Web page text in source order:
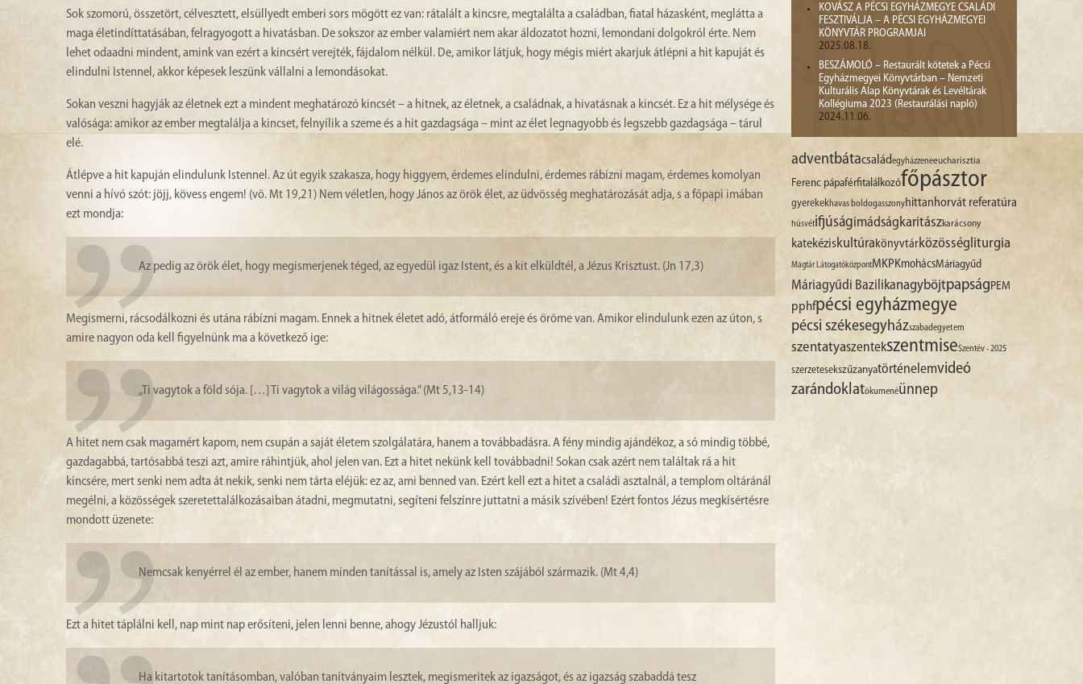
Sok szomorú, összetört, célvesztett, elsüllyedt emberi sors mögött ez van: rátalált a kincsre, megtalálta a családban, fiatal házasként, meglátta a
maga életindíttatásában, felragyogott a hivatásban. De sokszor az ember valamiért nem akar áldozatot hozni, lemondani dolgokról érte. Nem
lehet odaadni mindent, amink van ezért a kincsért verejték, fájdalom nélkül. De, amikor látjuk, hogy mégis miért akarjuk átlépni a hit kapuját és
elindulni Istennel, akkor képesek leszünk vállalni a lemondásokat.
Sokan veszni hagyják az életnek ezt a mindent meghatározó kincsét – a hitnek, az életnek, a családnak, a hivatásnak a kincsét. Ez a hit mélysége és
valósága: amikor az ember megtalálja a kincset, felnyílik a szeme és a hit gazdagsága – mint az élet legnagyobb és legszebb gazdagsága – tárul
elé.
Átlépve a hit kapuján elindulunk Istennel. Az út egyik szakasza, hogy higgyem, érdemes elindulni, érdemes rábízni magam, érdemes komolyan
venni a hívó szót: jöjj, kövess engem! (vö. Mt 19,21) Nem véletlen, hogy János az örök élet, az üdvösség meghatározását adja, s a főpapi imában
ezt mondja:
Az pedig az örök élet, hogy megismerjenek téged, az egyedül igaz Istent, és a kit elküldtél, a Jézus Krisztust. (Jn 17,3)
Megismerni, rácsodálkozni és utána rábízni magam. Ennek a hitnek életet adó, átformáló ereje és öröme van. Amikor elindulunk ezen az úton, s
amire nagyon oda kell figyelnünk ma a következő ige:
„Ti vagytok a föld sója. […] Ti vagytok a világ világossága.” (Mt 5,13-14)
A hitet nem csak magamért kapom, nem csupán a saját életem szolgálatára, hanem a továbbadásra. A fény mindig ajándékoz, a só mindig többé,
gazdagabbá, tartósabbá teszi azt, amire ráhintjük, ahol jelen van. Ezt a hitet nekünk kell továbbadni! Sokan csak azért nem találtak rá a hit
kincsére, mert senki nem adta át nekik, senki nem tárta eléjük: ez az, ami benned van. Ezért kell ezt a hitet a családi asztalnál, a templom oltáránál
megélni, a közösségek szeretettalálkozásaiban átadni, megmutatni, segíteni felszínre juttatni a másik szívében! Ezért fontos Jézus megkísértésre
mondott üzenete:
Nemcsak kenyérrel él az ember, hanem minden tanítással is, amely az Isten szájából származik. (Mt 4,4)
Ezt a hitet táplálni kell, nap mint nap erősíteni, jelen lenni benne, ahogy Jézustól halljuk:
Ha kitartotok tanításomban, valóban tanítványaim lesztek, megismeritek az igazságot, és az igazság szabaddá tesz
KOVÁSZ A PÉCSI EGYHÁZMEGYE CSALÁDI
FESZTIVÁLJA – A PÉCSI EGYHÁZMEGYEI
KÖNYVTÁR PROGRAMJAI
2025.08.18.
BESZÁMOLÓ – Restaurált kötetek a Pécsi
Egyházmegyei Könyvtárban – Nemzeti
Kulturális Alap Könyvtárak és Levéltárak
Kollégiuma 2023 (Restaurálási napló)
2024.11.06.
adventbátacsaládegyházzeneeucharisztia
Ferenc pápaférfitalálkozófőpásztor
gyerekekhavas boldogasszonyhittanhorvát referatúra
húsvétifjúságimádságkaritászkarácsony
katekéziskultúra könyvtárközösségliturgia
Magtár LátogatóközpontMKPKmohácsMáriagyűd
Máriagyűdi Bazilikanagyböjtpapság PEM
pphfpécsi egyházmegye
pécsi székesegyházszabadegyetem
szentatyaszentekszentmiseSzentév - 2025
szerzetesekszűzanyatörténelemvideó
zarándoklatökumenéünnep